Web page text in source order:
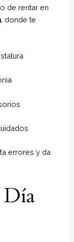
de rentar en
, donde te
errores y da
Día